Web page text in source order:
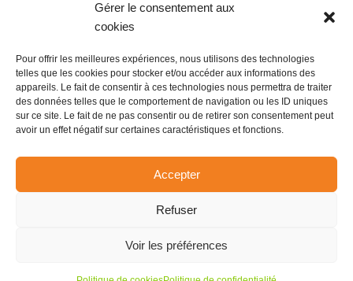
Gérer le consentement aux
cookies
Pour offrir les meilleures expériences, nous utilisons des technologies
telles que les cookies pour stocker et/ou accéder aux informations des
appareils. Le fait de consentir à ces technologies nous permettra de traiter
des données telles que le comportement de navigation ou les ID uniques
sur ce site. Le fait de ne pas consentir ou de retirer son consentement peut
avoir un effet négatif sur certaines caractéristiques et fonctions.
Accepter
Refuser
Voir les préférences
Cliquez pour accepter les cookies
marketing et activer ce contenu
© Copyright Conersol - Design et réalisation :